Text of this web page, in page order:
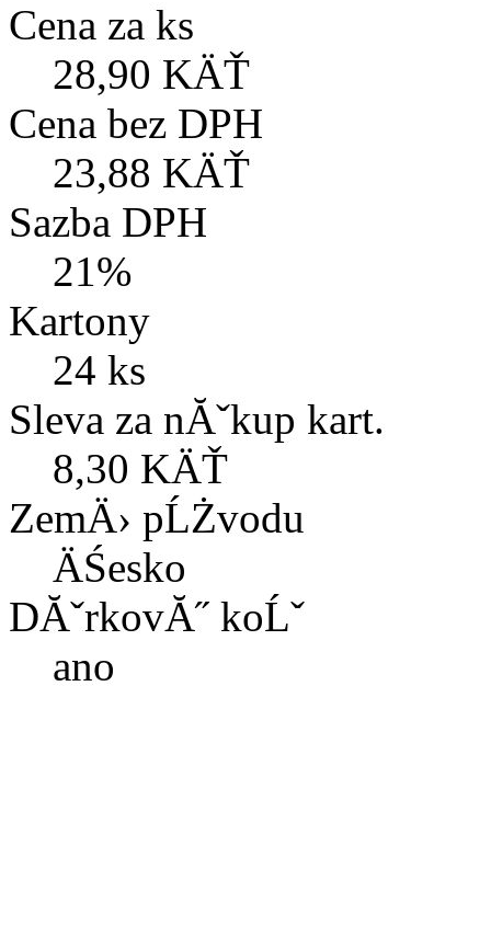
Cena za ks
28,90 KÄŤ
Cena bez DPH
23,88 KÄŤ
Sazba DPH
21%
Kartony
24 ks
Sleva za nĂˇkup kart.
8,30 KÄŤ
ZemÄ› pĹŻvodu
ÄŚesko
DĂˇrkovĂ˝ koĹˇ
ano